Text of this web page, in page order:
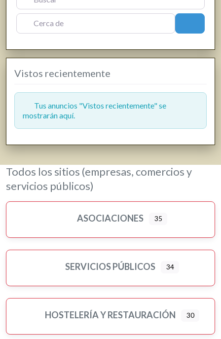
Cerca de
Vistos recientemente
Tus anuncios "Vistos recientemente" se
mostrarán aquí.
Todos los sitios (empresas, comercios y
servicios públicos)
ASOCIACIONES 35
SERVICIOS PÚBLICOS 34
HOSTELERÍA Y RESTAURACIÓN 30